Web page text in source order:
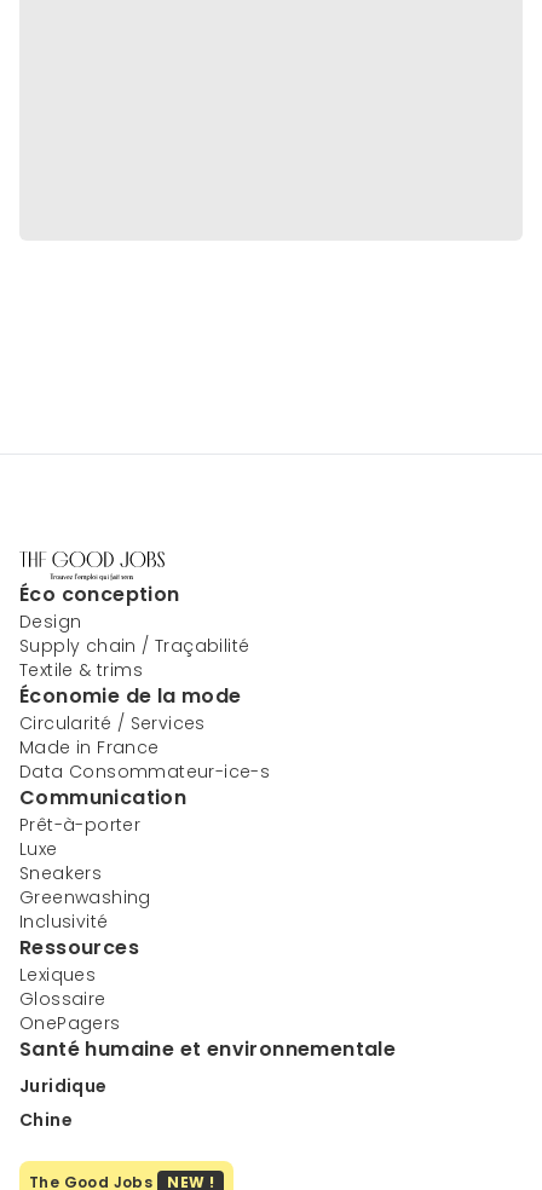
Éco conception
Design
Supply chain / Traçabilité
Textile & trims
Économie de la mode
Circularité / Services
Made in France
Data Consommateur-ice-s
Communication
Prêt-à-porter
Luxe
Sneakers
Greenwashing
Inclusivité
Ressources
Lexiques
Glossaire
OnePagers
Santé humaine et environnementale
Juridique
Chine
The Good Jobs NEW !